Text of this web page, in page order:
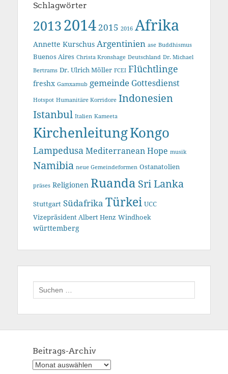
Schlagwörter
2013 2014 2015 2016 Afrika
Annette Kurschus Argentinien ase Buddhismus
Buenos Aires Christa Kronshage Deutschland Dr. Michael
Bertrams Dr. Ulrich Möller FCEI Flüchtlinge
freshx Gamxamub gemeinde Gottesdienst
Hotspot Humanitäre Korridore Indonesien
Istanbul Italien Kameeta
KirchenleitungKongo
Lampedusa Mediterranean Hope musik
Namibia neue Gemeindeformen Ostanatolien
präses Religionen Ruanda Sri Lanka
Stuttgart Südafrika Türkei UCC
Vizepräsident Albert Henz Windhoek
württemberg
Suchen
nach:
Beitrags-Archiv
Beitrags-